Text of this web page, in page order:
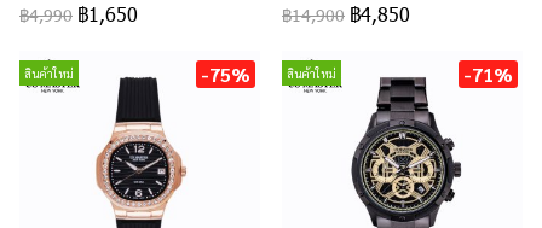
฿4,990 ฿1,650 ฿14,900 ฿4,850
สินค้าใหม่ -75% สินค้าใหม่ -71%